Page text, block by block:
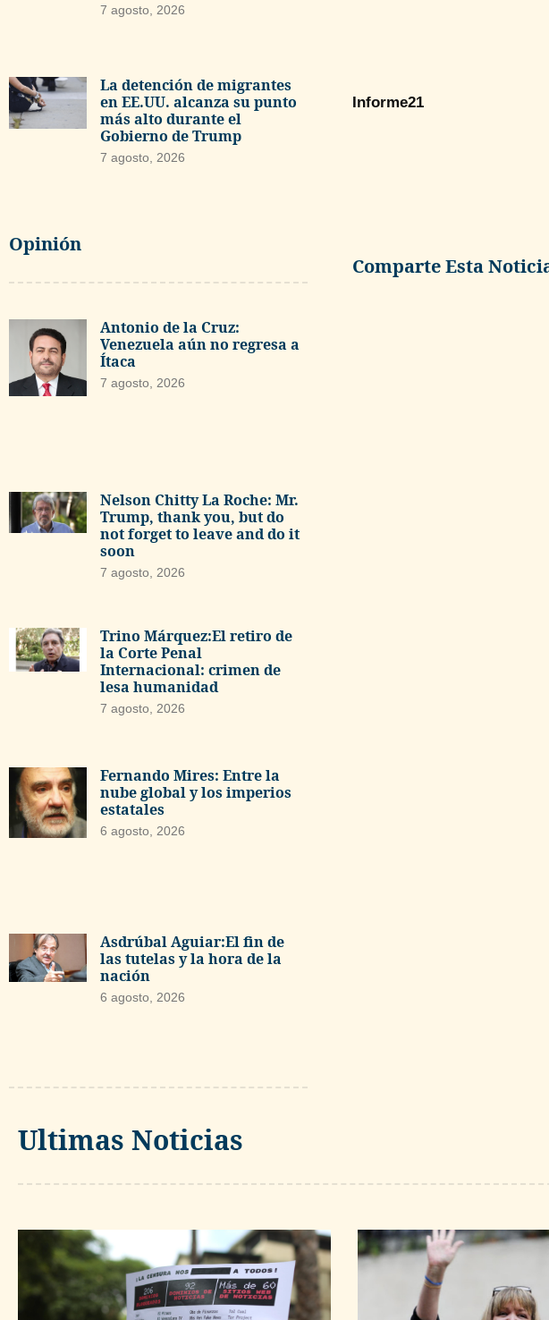
7 agosto, 2026
La detención de migrantes
en EE.UU. alcanza su punto
más alto durante el
Gobierno de Trump
7 agosto, 2026
Opinión
Antonio de la Cruz:
Venezuela aún no regresa a
Ítaca
7 agosto, 2026
Nelson Chitty La Roche: Mr.
Trump, thank you, but do
not forget to leave and do it
soon
7 agosto, 2026
Trino Márquez:El retiro de
la Corte Penal
Internacional: crimen de
lesa humanidad
7 agosto, 2026
Fernando Mires: Entre la
nube global y los imperios
estatales
6 agosto, 2026
Asdrúbal Aguiar:El fin de
las tutelas y la hora de la
nación
6 agosto, 2026
Informe21
Comparte Esta
Ultimas Noticias